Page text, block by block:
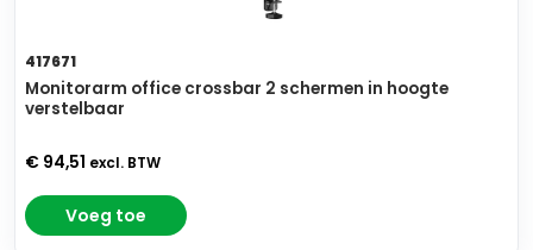
417671
Monitorarm office crossbar 2 schermen in hoogte
verstelbaar
€ 94,51 excl. BTW
Voeg toe